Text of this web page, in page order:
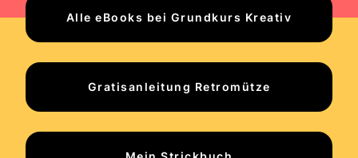
Alle eBooks bei Grundkurs Kreativ
Gratisanleitung Retromütze